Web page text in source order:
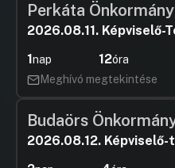
Perkáta
2026.08.11. Képviselő-
1nap 12óra
Meghívó megtekintése
Budaörs
2026.08.12.